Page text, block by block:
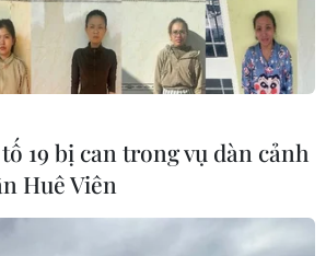
19 bị can trong vụ dàn cảnh
Huê Viên